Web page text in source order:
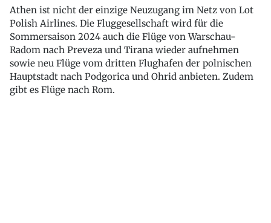
Athen ist nicht der einzige Neuzugang im Netz von Lot
Polish Airlines. Die Fluggesellschaft wird für die
Sommersaison 2024 auch die Flüge von Warschau-
Radom nach Preveza und Tirana wieder aufnehmen
sowie neu Flüge vom dritten Flughafen der polnischen
Hauptstadt nach Podgorica und Ohrid anbieten. Zudem
gibt es Flüge nach Rom.